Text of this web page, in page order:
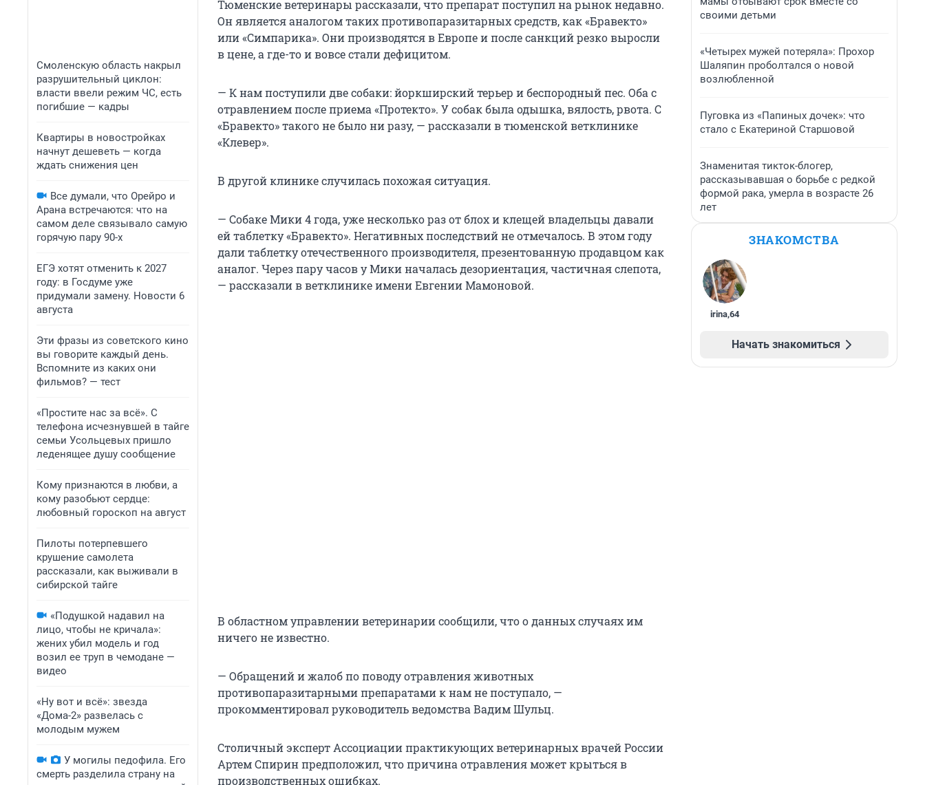
Смоленскую область накрыл
разрушительный циклон:
власти ввели режим ЧС, есть
погибшие — кадры
Квартиры в новостройках
начнут дешеветь — когда
ждать снижения цен
Все думали, что Орейро и
Арана встречаются: что на
самом деле связывало самую
горячую пару 90-х
ЕГЭ хотят отменить к 2027
году: в Госдуме уже
придумали замену. Новости 6
августа
Эти фразы из советского кино
вы говорите каждый день.
Вспомните из каких они
фильмов? — тест
«Простите нас за всё». С
телефона исчезнувшей в тайге
семьи Усольцевых пришло
леденящее душу сообщение
Кому признаются в любви, а
кому разобьют сердце:
любовный гороскоп на август
Пилоты потерпевшего
крушение самолета
рассказали, как выживали в
сибирской тайге
«Подушкой надавил на
лицо, чтобы не кричала»:
жених убил модель и год
возил ее труп в чемодане —
видео
«Ну вот и всё»: звезда
«Дома-2» развелась с
молодым мужем
У могилы педофила. Его
смерть разделила страну на
Тюменские ветеринары рассказали, что препарат поступил на рынок недавно.
Он является аналогом таких противопаразитарных средств, как «Бравекто»
или «Симпарика». Они производятся в Европе и после санкций резко выросли
в цене, а где-то и вовсе стали дефицитом.
— К нам поступили две собаки: йоркширский терьер и беспородный пес. Оба с
отравлением после приема «Протекто». У собак была одышка, вялость, рвота. С
«Бравекто» такого не было ни разу, — рассказали в тюменской ветклинике
«Клевер».
В другой клинике случилась похожая ситуация.
— Собаке Мики 4 года, уже несколько раз от блох и клещей владельцы давали
ей таблетку «Бравекто». Негативных последствий не отмечалось. В этом году
дали таблетку отечественного производителя, презентованную продавцом как
аналог. Через пару часов у Мики началась дезориентация, частичная слепота,
— рассказали в ветклинике имени Евгении Мамоновой.
В областном управлении ветеринарии сообщили, что о данных случаях им
ничего не известно.
— Обращений и жалоб по поводу отравления животных
противопаразитарными препаратами к нам не поступало, —
прокомментировал руководитель ведомства Вадим Шульц.
Столичный эксперт Ассоциации практикующих ветеринарных врачей России
Артем Спирин предположил, что причина отравления может крыться в
производственных ошибках.
своими детьми
«Четырех мужей потеряла»: Прохор
Шаляпин проболтался о новой
возлюбленной
Пуговка из «Папиных дочек»: что
стало с Екатериной Старшовой
Знаменитая тикток-блогер,
рассказывавшая о борьбе с редкой
формой рака, умерла в возрасте 26
лет
ЗНАКОМСТВА
irina,64
Начать знакомиться